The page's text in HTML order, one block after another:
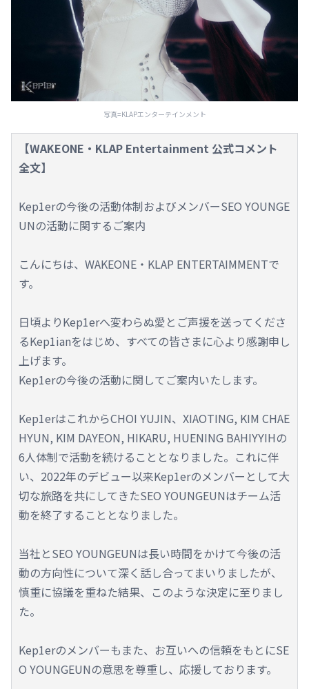
写真=KLAPエンターテインメント
【WAKEONE・KLAP Entertainment 公式コメント
全文】
Kep1erの今後の活動体制およびメンバーSEO YOUNGE
UNの活動に関するご案内
こんにちは、WAKEONE・KLAP ENTERTAIMMENTで
す。
日頃よりKep1erへ変わらぬ愛とご声援を送ってくださ
るKep1ianをはじめ、すべての皆さまに心より感謝申し
上げます。
Kep1erの今後の活動に関してご案内いたします。
Kep1erはこれからCHOI YUJIN、XIAOTING, KIM CHAE
HYUN, KIM DAYEON, HIKARU, HUENING BAHIYYIHの
6人体制で活動を続けることとなりました。これに伴
い、2022年のデビュー以来Kep1erのメンバーとして大
切な旅路を共にしてきたSEO YOUNGEUNはチーム活
動を終了することとなりました。
当社とSEO YOUNGEUNは長い時間をかけて今後の活
動の方向性について深く話し合ってまいりましたが、
慎重に協議を重ねた結果、このような決定に至りまし
た。
Kep1erのメンバーもまた、お互いへの信頼をもとにSE
O YOUNGEUNの意思を尊重し、応援しております。